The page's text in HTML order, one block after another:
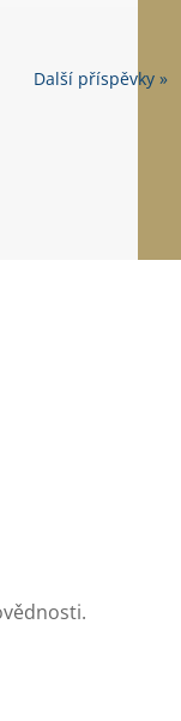
Další příspěvky »